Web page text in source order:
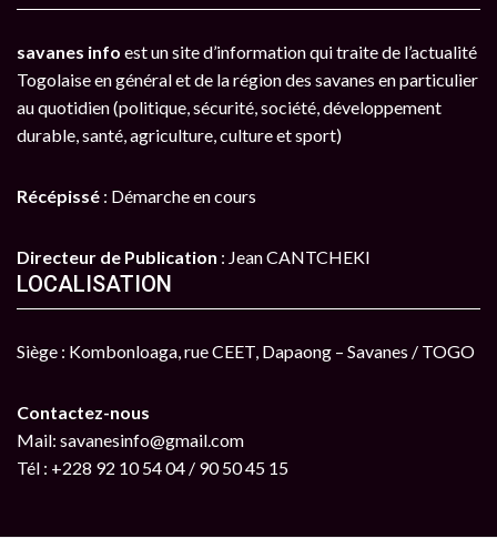
savanes info est un site d’information qui traite de l’actualité
Togolaise en général et de la région des savanes en particulier
au quotidien (politique, sécurité, société, développement
durable, santé, agriculture, culture et sport)
Récépissé : Démarche en cours
Directeur de Publication : Jean CANTCHEKI
LOCALISATION
Siège : Kombonloaga, rue CEET, Dapaong – Savanes / TOGO
Contactez-nous
Mail: savanesinfo@gmail.com
Tél : +228 92 10 54 04 / 90 50 45 15